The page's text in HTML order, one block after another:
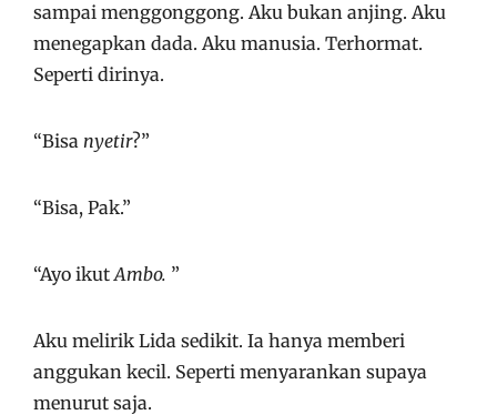
sampai menggonggong. Aku bukan anjing. Aku
menegapkan dada. Aku manusia. Terhormat.
Seperti dirinya.
“Bisa nyetir?”
“Bisa, Pak.”
“Ayo ikutAmbo. ”
Aku melirik Lida sedikit. Ia hanya memberi
anggukan kecil. Seperti menyarankan supaya
menurut saja.